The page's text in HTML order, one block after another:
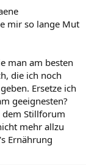
mir so lange Mut
man am besten
die ich noch
Ersetze ich
geeignesten?
dem Stillforum
mehr allzu
Ernährung